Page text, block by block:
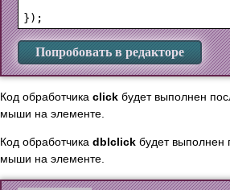
Попробовать в редакторе
Код обработчика click будет выполнен
мыши на элементе.
Код обработчика dblclick будет выполнен
мыши на элементе.